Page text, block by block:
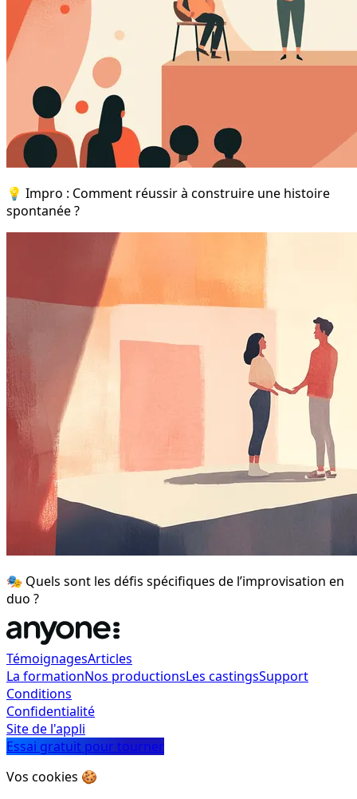
💡 Impro : Comment réussir à construire une histoire
spontanée ?
🎭 Quels sont les défis spécifiques de l’improvisation en
duo ?
TémoignagesArticles
La formationNos productionsLes castingsSupport
Conditions
Confidentialité
Site de l'appli
Essai gratuit pour tourner
Vos cookies 🍪